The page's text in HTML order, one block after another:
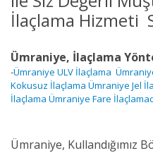
İlaçlama Hizmeti
Ümraniye, İlaçlama
-Ümraniye ULV İlaçlama
Kokusuz İlaçlama Ümraniye Jel
İlaçlama Ümraniye Fare
Ümraniye, Kullandığımız